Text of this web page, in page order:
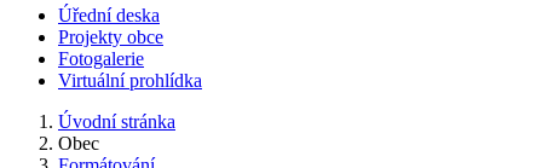
Úřední deska
Projekty obce
Fotogalerie
Virtuální prohlídka
Úvodní stránka
Obec